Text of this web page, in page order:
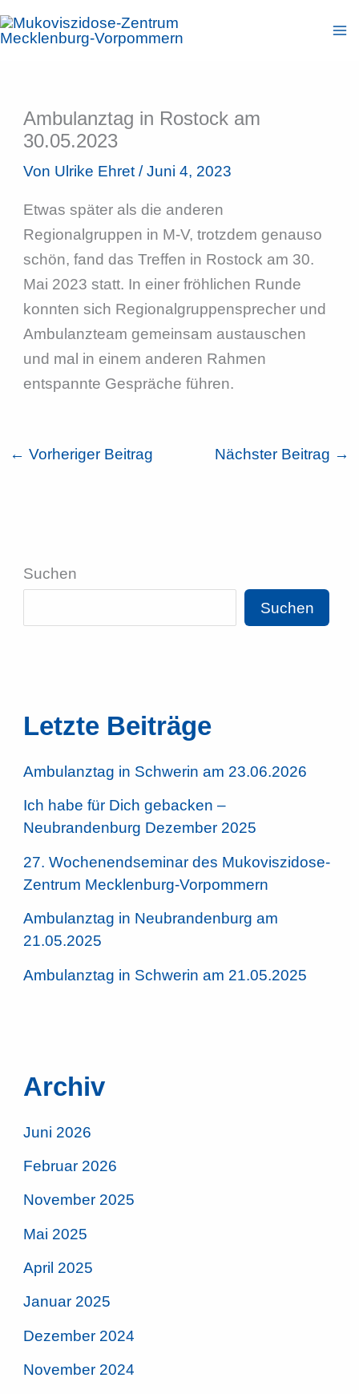
Zum
Inhalt
Ambulanztag in Rostock am
30.05.2023
Von Ulrike Ehret/Juni 4, 2023
Etwas später als die anderen
Regionalgruppen in M-V, trotzdem genauso
schön, fand das Treffen in Rostock am 30.
Mai 2023 statt. In einer fröhlichen Runde
konnten sich Regionalgruppensprecher und
Ambulanzteam gemeinsam austauschen
und mal in einem anderen Rahmen
entspannte Gespräche führen.
← Vorheriger Beitrag Nächster Beitrag →
Suchen
Suchen
Letzte Beiträge
Ambulanztag in Schwerin am 23.06.2026
Ich habe für Dich gebacken –
Neubrandenburg Dezember 2025
27. Wochenendseminar des Mukoviszidose-
Zentrum Mecklenburg-Vorpommern
Ambulanztag in Neubrandenburg am
21.05.2025
Ambulanztag in Schwerin am 21.05.2025
Archiv
Juni 2026
Februar 2026
November 2025
Mai 2025
April 2025
Januar 2025
Dezember 2024
November 2024